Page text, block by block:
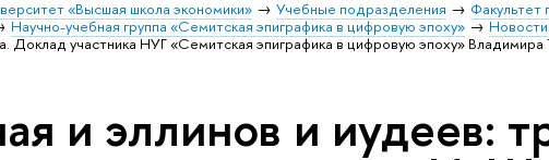
«Высшая школа экономики» Учебные подразделения Факультет
Научно-учебная группа «Семитская эпиграфика в цифровую эпоху» Новости
участника НУГ «Семитская эпиграфика в цифровую эпоху»
и эллинов и иудеев: